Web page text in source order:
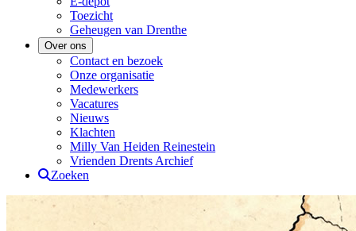
Toezicht
Geheugen van Drenthe
Over ons
Contact en bezoek
Onze organisatie
Medewerkers
Vacatures
Nieuws
Klachten
Milly Van Heiden Reinestein
Vrienden Drents Archief
Zoeken
Drents Archief